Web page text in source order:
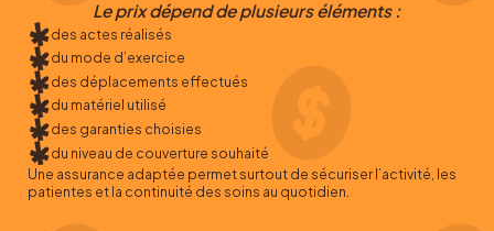
Le prix dépend de plusieurs éléments :
des actes réalisés
du mode d’exercice
des déplacements effectués
du matériel utilisé
des garanties choisies
du niveau de couverture souhaité
Une assurance adaptée permet surtout de sécuriser l’activité, les
patientes et la continuité des soins au quotidien.